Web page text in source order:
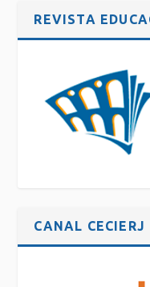
REVISTA
CANAL CECIERJ